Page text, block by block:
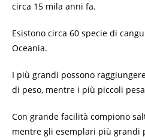
circa 15 mila anni fa.
Esistono circa 60 specie di
Oceania.
I più grandi possono
di peso, mentre i più piccoli
Con grande facilità compiono
mentre gli esemplari più grandi